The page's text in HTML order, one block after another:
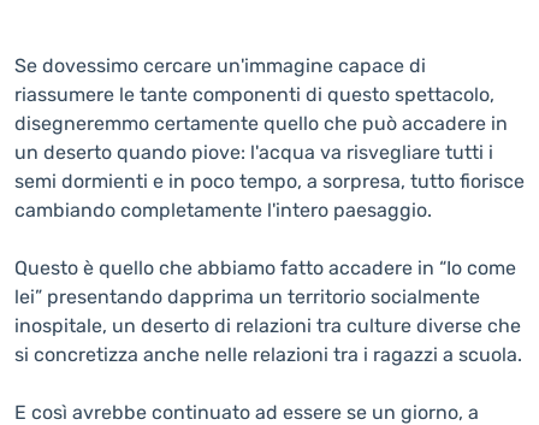
Se dovessimo cercare un'immagine capace di
riassumere le tante componenti di questo spettacolo,
disegneremmo certamente quello che può accadere in
un deserto quando piove: l'acqua va risvegliare tutti i
semi dormienti e in poco tempo, a sorpresa, tutto fiorisce
cambiando completamente l'intero paesaggio.
Questo è quello che abbiamo fatto accadere in “Io come
lei” presentando dapprima un territorio socialmente
inospitale, un deserto di relazioni tra culture diverse che
si concretizza anche nelle relazioni tra i ragazzi a scuola.
E così avrebbe continuato ad essere se un giorno, a